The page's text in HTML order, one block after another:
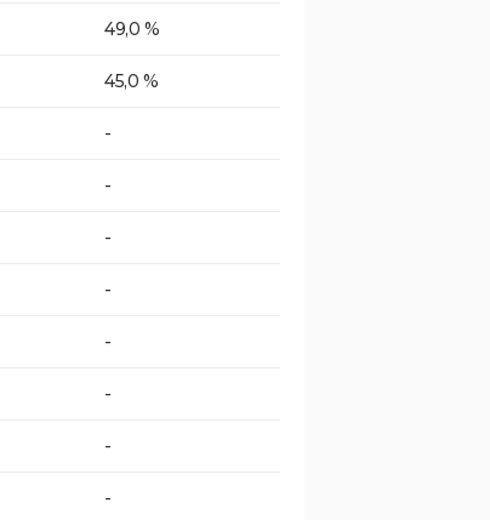
49,0 %
45,0 %
-
-
-
-
-
-
-
-